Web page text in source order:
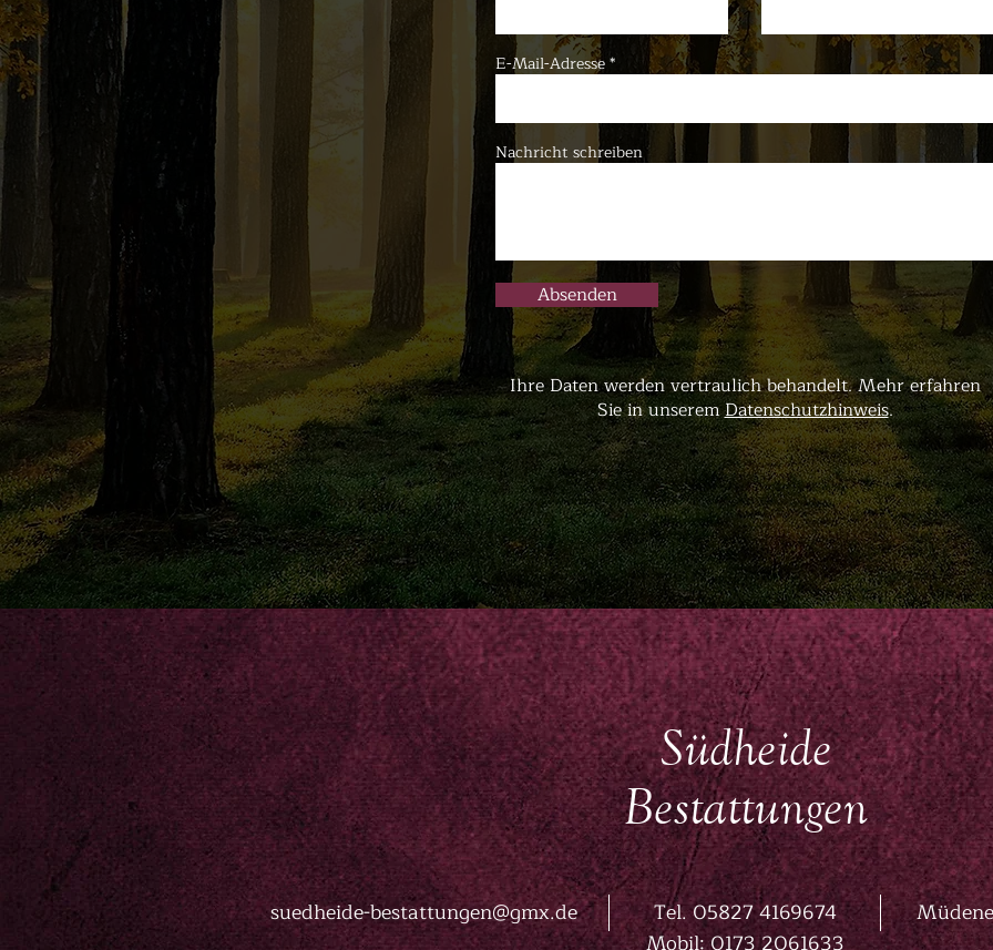
E-Mail-Adresse
Nachricht schreiben
Absenden
Ihre Daten werden vertraulich behandelt. Mehr erfahren
Sie in unseremDatenschutzhinweis.
Südheide
Bestattungen
suedheide-bestattungen@gmx.de
Tel. 05827 4169674
Mobil:0173 2061633